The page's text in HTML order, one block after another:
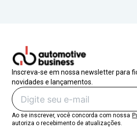
Inscreva-se em nossa newsletter para
novidades e lançamentos.
Ao se inscrever, você concorda com nossa
autoriza o recebimento de atualizações.